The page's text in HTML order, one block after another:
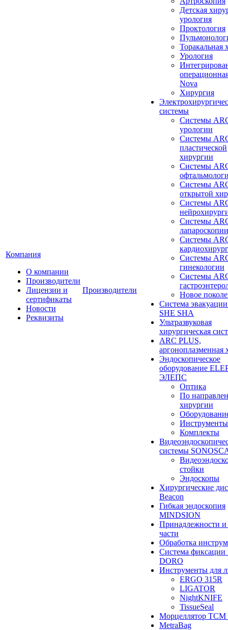
Компания
О компании
Производители
Лицензии и
сертификаты
Новости
Реквизиты
Производители
Детская
урология
Проктология
Торакальная
Урология
Nova
Хирургия
системы
Системы
урологии
Системы
пластической
хирургии
Системы
Системы
открытой
Системы
Системы
лапароскопии
Системы
Системы
гинекологии
Системы
Новое
Система
SHE SHA
Ультразвуковая
хирургическая
ARC PLUS,
аргоноплазменная
Эндоскопическое
оборудование
ЭЛЕПС
Оптика
По
хирургии
Инструменты
Комплекты
системы
стойки
Эндоскопы
Хирургические
Beacon
Гибкая эндоскопия
MINDSION
Принадлежности и
части
Обработка
Система фиксации
DORO
Инструменты для
ERGO 315R
LIGATOR
NightKNIFE
TissueSeal
Морцеллятор ТСМ
MetraBag